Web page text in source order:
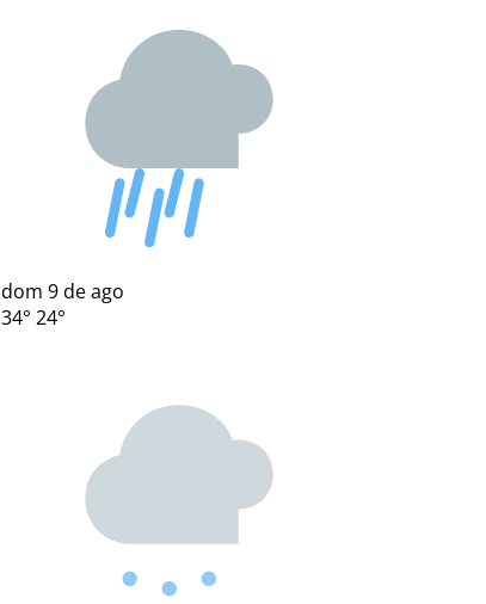
dom 9 de ago
34° 24°